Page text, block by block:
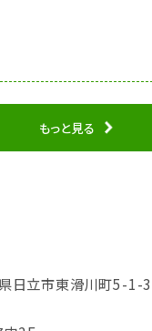
もっと見る
日立市東滑川町5-1-